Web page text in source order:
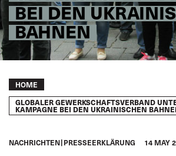
BEI DEN
BAHNEN
Breadcrumb
HOME
GLOBALER GEWERKSCHAFTSVERBAND
KAMPAGNE BEI DEN UKRAINISCHEN
NACHRICHTEN PRESSEERKLÄRUNG 14 MAY